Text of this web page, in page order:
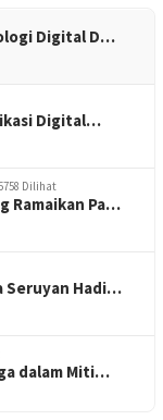
Digital D…
Digital…
Dilihat
Ramaikan Pa…
Seruyan Hadi…
dalam Miti…